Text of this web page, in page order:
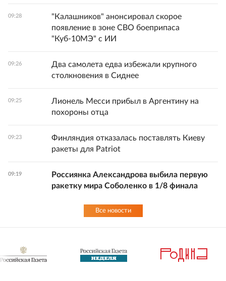
09:28
"Калашников" анонсировал скорое
появление в зоне СВО боеприпаса
"Куб-10МЭ" с ИИ
09:26
Два самолета едва избежали крупного
столкновения в Сиднее
09:25
Лионель Месси прибыл в Аргентину на
похороны отца
09:23
Финляндия отказалась поставлять Киеву
ракеты для Patriot
09:19
Россиянка Александрова выбила первую
ракетку мира Соболенко в 1/8 финала
Все новости